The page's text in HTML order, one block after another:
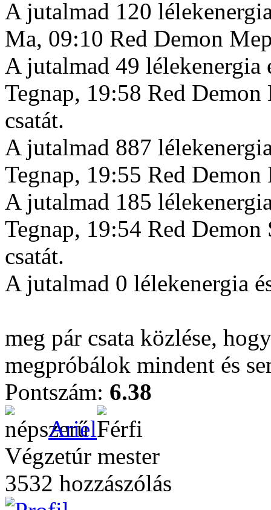
A jutalmad 120
Ma, 09:10 Red Demon
A jutalmad 49 lélekenergia
Tegnap, 19:58 Red
csatát.
A jutalmad 887
Tegnap, 19:55 Red
A jutalmad 185
Tegnap, 19:54 Red Demon
csatát.
A jutalmad 0 lélekenergia
meg pár csata közlése,
megpróbálok mindent és
Pontszám: 6.38
Ariel
Végzetúr mester
3532 hozzászólás